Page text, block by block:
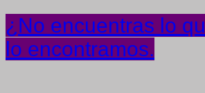
¿No encuentras lo
lo encontramos.